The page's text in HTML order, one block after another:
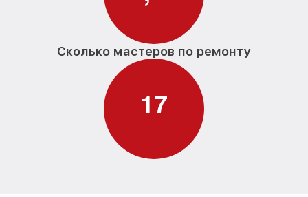
Сколько мастеров по ремонту
17